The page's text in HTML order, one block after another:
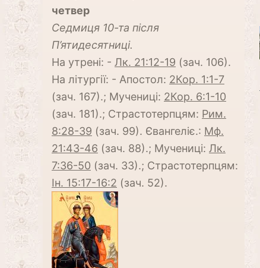
четвер
Cедмиця 10-та після
П’ятидесятниці.
На утрені: - Лк. 21:12-19 (зач. 106).
На літургії: - Апостол: 2Кор. 1:1-7
(зач. 167).; Мучениці: 2Кор. 6:1-10
(зач. 181).; Страстотерпцям: Рим.
8:28-39 (зач. 99). Євангеліє.: Мф.
21:43-46 (зач. 88).; Мучениці: Лк.
7:36-50 (зач. 33).; Страстотерпцям:
Ін. 15:17-16:2 (зач. 52).